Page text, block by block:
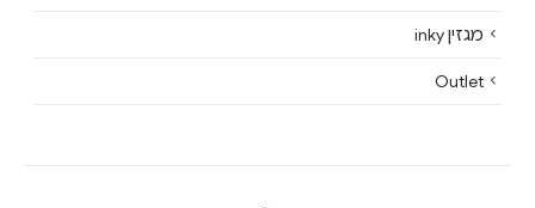
מגזין inky
Outlet